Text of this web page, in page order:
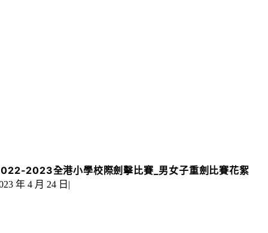
2023全港小學校際劍擊比賽_男女子重劍比賽花絮
年 4 月 24 日 |